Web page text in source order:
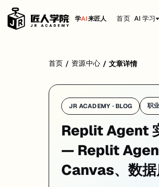
学AI来匠人 首页 AI 学习
首页 / 资源中心 / 文章详情
JR ACADEMY · BLOG 职
Replit Agent
— Replit
Canvas、数